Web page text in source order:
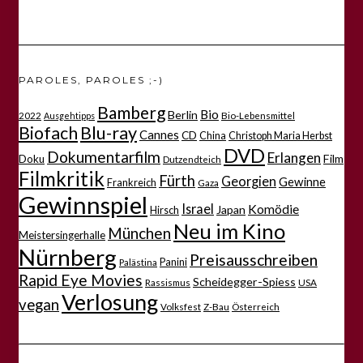
PAROLES, PAROLES ;-)
2022 Ausgehtipps BambergBerlin Bio Bio-Lebensmittel
Biofach Blu-rayCannes CD China Christoph Maria Herbst
Doku Dokumentarfilm Dutzendteich DVD Erlangen Film
Filmkritik Frankreich Fürth Gaza Georgien Gewinne
Gewinnspiel Hirsch Israel Japan Komödie
Meistersingerhalle München Neu im Kino
Nürnberg Palästina Panini Preisausschreiben
Rapid Eye Movies Rassismus Scheidegger-Spiess USA
veganVerlosung Volksfest Z-Bau Österreich